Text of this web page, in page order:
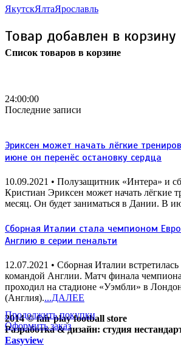
ЯкутскЯлтаЯрославль
Товар добавлен в корзину
Список товаров в корзине
Продолжить покупки
Оформить заказ
24:00:00
Последние записи
Эриксен может начать лёгкие
июне он перенёс остановку сердца
10.09.2021 • Полузащитник «Интера» и
Кристиан Эриксен может начать лёгкие
месяц. Он будет заниматься в Дании. В
Сборная Италии стала чемпионом
Англию в серии пенальти
12.07.2021 • Сборная Италии
командой Англии. Матч финала
проходил на стадионе «Уэмбли» в
(Англия)....ДАЛЕЕ
2014 © fair play football store
Разработка & дизайн: студия
Easyview